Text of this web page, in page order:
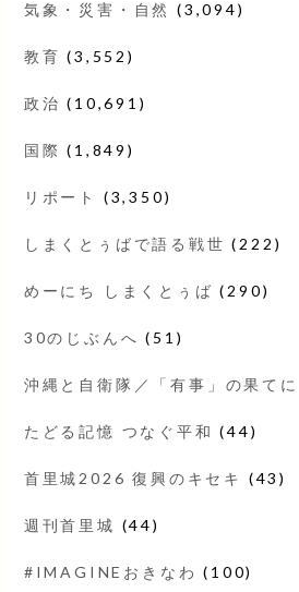
気象・災害・自然 (3,094)
教育 (3,552)
政治 (10,691)
国際 (1,849)
リポート (3,350)
しまくとぅばで語る戦世 (222)
めーにち しまくとぅば (290)
30のじぶんへ (51)
沖縄と自衛隊／「有事」の果てに
たどる記憶 つなぐ平和 (44)
首里城2026 復興のキセキ (43)
週刊首里城 (44)
#IMAGINEおきなわ (100)